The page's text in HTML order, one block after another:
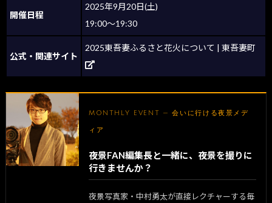
開催日程
2025年9月20日(土)
19:00～19:30
公式・関連サイト
2025東吾妻ふるさと花火について | 東吾妻町
MONTHLY EVENT — 会いに行ける夜景メデ
ィア
夜景FAN編集長と一緒に、夜景を撮りに
行きませんか？
夜景写真家・中村勇太が直接レクチャーする毎